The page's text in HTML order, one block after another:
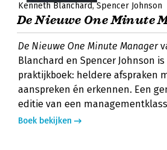
Kenneth Blanchard Spencer Johnson
De Nieuwe One Minute
De Nieuwe One Minute Manager
Blanchard en Spencer Johnson
praktijkboek: heldere afspraken
aanspreken én erkennen. Een
editie van een
Boek bekijken